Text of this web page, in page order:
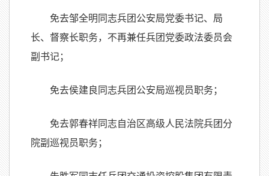
免去邹全明同志兵团公安局党委书记、局
长、督察长职务，不再兼任兵团党委政法委员会
副书记；
免去侯建良同志兵团公安局巡视员职务；
免去郭春祥同志自治区高级人民法院兵团分
院副巡视员职务；